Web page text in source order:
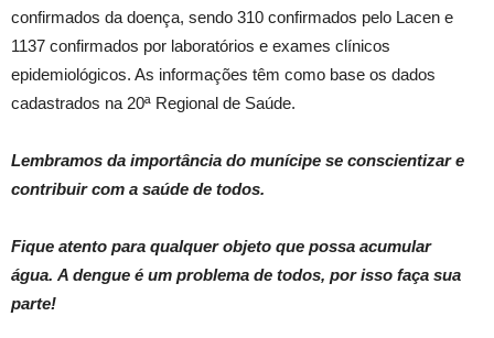
confirmados da doença, sendo 310 confirmados pelo Lacen e
1137 confirmados por laboratórios e exames clínicos
epidemiológicos. As informações têm como base os dados
cadastrados na 20ª Regional de Saúde.
Lembramos da importância do munícipe se conscientizar e
contribuir com a saúde de todos.
Fique atento para qualquer objeto que possa acumular
água. A dengue é um problema de todos, por isso faça sua
parte!